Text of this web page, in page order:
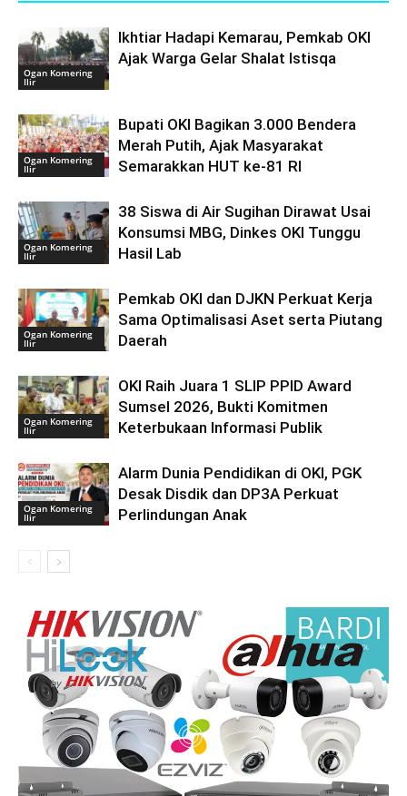
Ogan Komering
Ilir
Ikhtiar Hadapi Kemarau, Pemkab OKI
Ajak Warga Gelar Shalat Istisqa
Ogan Komering
Ilir
Bupati OKI Bagikan 3.000 Bendera
Merah Putih, Ajak Masyarakat
Semarakkan HUT ke-81 RI
Ogan Komering
Ilir
38 Siswa di Air Sugihan Dirawat Usai
Konsumsi MBG, Dinkes OKI Tunggu
Hasil Lab
Ogan Komering
Ilir
Pemkab OKI dan DJKN Perkuat Kerja
Sama Optimalisasi Aset serta Piutang
Daerah
Ogan Komering
Ilir
OKI Raih Juara 1 SLIP PPID Award
Sumsel 2026, Bukti Komitmen
Keterbukaan Informasi Publik
Ogan Komering
Ilir
Alarm Dunia Pendidikan di OKI, PGK
Desak Disdik dan DP3A Perkuat
Perlindungan Anak